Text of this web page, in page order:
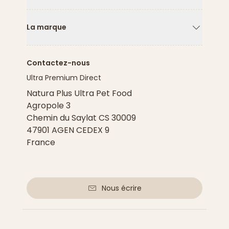
La marque
Contactez-nous
Ultra Premium Direct
Natura Plus Ultra Pet Food
Agropole 3
Chemin du Saylat CS 30009
47901 AGEN CEDEX 9
France
Nous écrire